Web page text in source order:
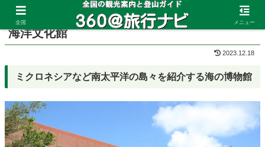
ホーム 沖縄県 本部
海洋文化館
2023.12.18
ミクロネシアなど南太平洋の島々を紹介する海の博物館
全国 メニュー